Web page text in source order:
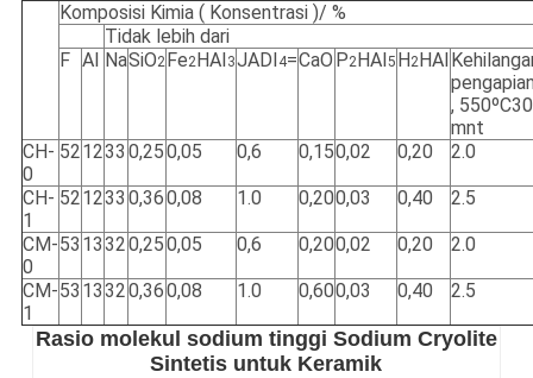
Komposisi Kimia ( Konsentrasi )/ %
Tidak lebih dari
F Al NaSiO2 Fe2HAI 3JADI 4=CaO P2HAI 5 H 2HAI
, 550ºC30
mnt
CH-
0
521233 0,250,05 0,6 0,150,02 0,20 2.0
CH-
1
521233 0,360,08 1.0 0,200,03 0,40 2.5
CM-
0
53 13320,250,05 0,6 0,200,02 0,20 2.0
CM-
1
53 13320,360,08 1.0 0,600,03 0,40 2.5
Rasio molekul sodium tinggi Sodium Cryolite
Sintetis untuk Keramik